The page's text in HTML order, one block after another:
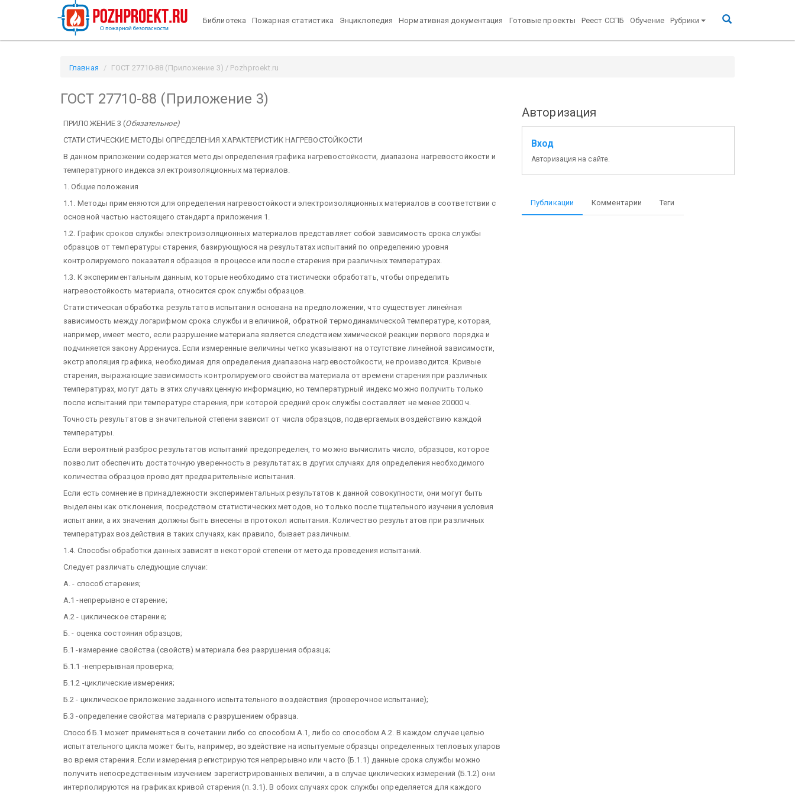
Библиотека Пожарная статистика Энциклопедия Нормативная документация Готовые проекты Реест ССПБ Обучение Рубрики
Главная ГОСТ 27710-88 (Приложение 3) / Pozhproekt.ru
ГОСТ 27710-88 (Приложение 3)
ПРИЛОЖЕНИЕ 3 (Обязательное)
СТАТИСТИЧЕСКИЕ МЕТОДЫ ОПРЕДЕЛЕНИЯ ХАРАКТЕРИСТИК НАГРЕВОСТОЙКОСТИ
В данном приложении содержатся методы определения графика нагревостойкости, диапазона нагревостойкости и
температурного индекса электроизоляционных материалов.
1. Общие положения
1.1. Методы применяются для определения нагревостойкости электроизоляционных материалов в соответствии с
основной частью настоящего стандарта приложения 1.
1.2. График сроков службы электроизоляционных материалов представляет собой зависимость срока службы
образцов от температуры старения, базирующуюся на результатах испытаний по определению уровня
контролируемого показателя образцов в процессе или после старения при различных температурах.
1.3. К экспериментальным данным, которые необходимо статистически обработать, чтобы определить
нагревостойкость материала, относится срок службы образцов.
Статистическая обработка результатов испытания основана на предположении, что существует линейная
зависимость между логарифмом срока службы и величиной, обратной термодинамической температуре, которая,
например, имеет место, если разрушение материала является следствием химической реакции первого порядка и
подчиняется закону Аррениуса. Если измеренные величины четко указывают на отсутствие линейной зависимости,
экстраполяция графика, необходимая для определения диапазона нагревостойкости, не производится. Кривые
старения, выражающие зависимость контролируемого свойства материала от времени старения при различных
температурах, могут дать в этих случаях ценную информацию, но температурный индекс можно получить только
после испытаний при температуре старения, при которой средний срок службы составляет не менее 20000 ч.
Точность результатов в значительной степени зависит от числа образцов, подвергаемых воздействию каждой
температуры.
Если вероятный разброс результатов испытаний предопределен, то можно вычислить число, образцов, которое
позволит обеспечить достаточную уверенность в результатах; в других случаях для определения необходимого
количества образцов проводят предварительные испытания.
Если есть сомнение в принадлежности экспериментальных результатов к данной совокупности, они могут быть
выделены как отклонения, посредством статистических методов, но только после тщательного изучения условия
испытании, а их значения должны быть внесены в протокол испытания. Количество результатов при различных
температурах воздействия в таких случаях, как правило, бывает различным.
1.4. Способы обработки данных зависят в некоторой степени от метода проведения испытаний.
Следует различать следующие случаи:
А. - способ старения;
A.1 -непрерывное старение;
А.2 - циклическое старение;
Б. - оценка состояния образцов;
Б.1 -измерение свойства (свойств) материала без разрушения образца;
Б.1.1 -непрерывная проверка;
Б.1.2 -циклические измерения;
Б.2 - циклическое приложение заданного испытательного воздействия (проверочное испытание);
Б.3 -определение свойства материала с разрушением образца.
Способ Б.1 может применяться в сочетании либо со способом A.1, либо со способом А.2. В каждом случае целью
испытательного цикла может быть, например, воздействие на испытуемые образцы определенных тепловых уларов
во время старения. Если измерения регистрируются непрерывно или часто (Б.1.1) данные срока службы можно
получить непосредственным изучением зарегистрированных величин, а в случае циклических измерений (Б.1.2) они
интерполируются на графиках кривой старения (п. 3.1). В обоих случаях срок службы определяется для каждого
Авторизация
Вход
Авторизация на сайте.
Публикации Комментарии Теги